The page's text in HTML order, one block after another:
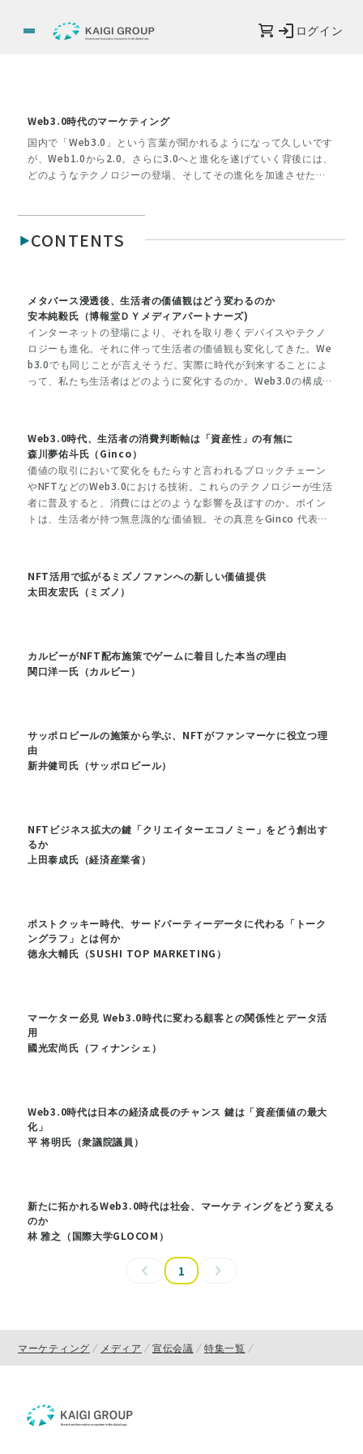
ログイン
Web3.0時代のマーケティング
国内で「Web3.0」という言葉が聞かれるようになって久しいです
が、Web1.0から2.0。さらに3.0へと進化を遂げていく背後には、
どのようなテクノロジーの登場、そしてその進化を加速させた生
するこれからの企業との関係性、さらにブロックチェーンやNF
CONTENTS
メタバース浸透後、生活者の価値観はどう変わるのか
安本純毅氏（博報堂ＤＹメディアパートナーズ)
インターネットの登場により、それを取り巻くデバイスやテクノ
ロジーも進化。それに伴って生活者の価値観も変化してきた。We
b3.0でも同じことが言えそうだ。実際に時代が到来することによ
って、私たち生活者はどのように変化するのか。Web3.0の構成要
Web3.0時代、生活者の消費判断軸は「資産性」の有無に
森川夢佑斗氏（Ginco）
価値の取引において変化をもたらすと言われるブロックチェーン
やNFTなどのWeb3.0における技術。これらのテクノロジーが生活
者に普及すると、消費にはどのような影響を及ぼすのか。ポイン
トは、生活者が持つ無意識的な価値観。その真意をGinco 代表取
NFT活用で拡がるミズノファンへの新しい価値提供
太田友宏氏（ミズノ）
カルビーがNFT配布施策でゲームに着目した本当の理由
関口洋一氏（カルビー）
サッポロビールの施策から学ぶ、NFTがファンマーケに役立つ理
由
新井健司氏（サッポロビール）
NFTビジネス拡大の鍵「クリエイターエコノミー」をどう創出す
るか
上田泰成氏（経済産業省）
ポストクッキー時代、サードパーティーデータに代わる「トーク
ングラフ」とは何か
徳永大輔氏（SUSHI TOP MARKETING）
マーケター必見 Web3.0時代に変わる顧客との関係性とデータ活
用
國光宏尚氏（フィナンシェ）
Web3.0時代は日本の経済成長のチャンス 鍵は「資産価値の最大
化」
平 将明氏（衆議院議員）
新たに拓かれるWeb3.0時代は社会、マーケティングをどう変える
のか
林 雅之（国際大学GLOCOM）
1
マーケティング メディア 宣伝会議 特集一覧